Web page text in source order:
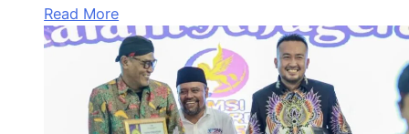
Read More